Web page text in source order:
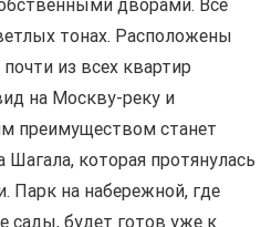
дворами. Все
тонах. Расположены
из всех квартир
на Москву-реку и
преимуществом станет
которая протянулась
Парк на набережной, где
сады, будет готов уже к